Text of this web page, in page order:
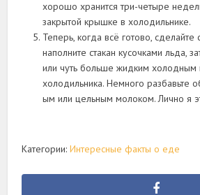
хорошо хранится три-четыре
закрытой крышке в холодильнике.
Теперь, когда всё готово,
наполните стакан кусочками льда,
или чуть больше жидким холодным
холодильника. Немного разбавьте
ым или цельным молоком. Лично я
Категории:Интересные факты о еде